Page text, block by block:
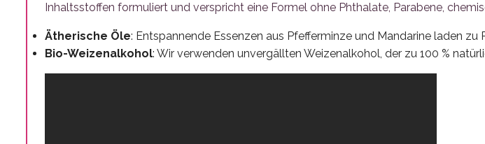
Inhaltsstoffen formuliert und verspricht eine Formel ohne Phthalate, Parabene,
Ätherische Öle: Entspannende Essenzen aus Pfefferminze und Mandarine laden zu
Bio-Weizenalkohol: Wir verwenden unvergällten Weizenalkohol, der zu 100 %